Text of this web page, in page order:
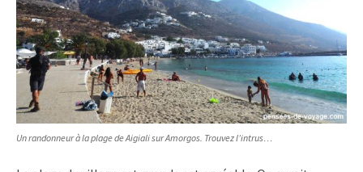
Un randonneur à la plage de Aigiali sur Amorgos. Trouvez l’intrus…